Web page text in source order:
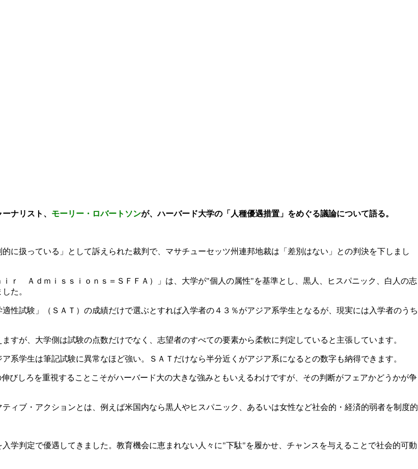
ナリスト、 モーリー・ロバートソンが、ハーバード大学の「人種優遇措置」をめぐる議論について語る。
に扱っている」として訴えられた裁判で、マサチューセッツ州連邦地裁は「差別はない」との判決を下しまし
ｒ Ａｄｍｉｓｓｉｏｎｓ＝ＳＦＦＡ）」は、大学が"個人の属性"を基準とし、黒人、ヒスパニック、白人の志
た。
性試験」（ＳＡＴ）の成績だけで選ぶとすれば入学者の４３％がアジア系学生となるが、現実には入学者のうち
すが、大学側は試験の点数だけでなく、志望者のすべての要素から柔軟に判定していると主張しています。
系学生は筆記試験に異常なほど強い。ＳＡＴだけなら半分近くがアジア系になるとの数字も納得できます。
びしろを重視することこそがハーバード大の大きな強みともいえるわけですが、その判断がフェアかどうかが争
ィブ・アクションとは、例えば米国内なら黒人やヒスパニック、あるいは女性など社会的・経済的弱者を制度的
学判定で優遇してきました。教育機会に恵まれない人々に"下駄"を履かせ、チャンスを与えることで社会的可動